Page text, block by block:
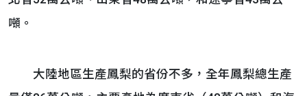
噸。
大陸地區生產鳳梨的省份不多，全年鳳梨總生產